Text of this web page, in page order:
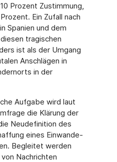
Prozent Zustimmung,
Ein Zufall nach
Spanien und dem
tragischen
ist als der Umgang
Anschlägen in
in der
Aufgabe wird laut
die Klärung der
Neudefinition des
eines Einwande­
Begleitet werden
Nachrichten